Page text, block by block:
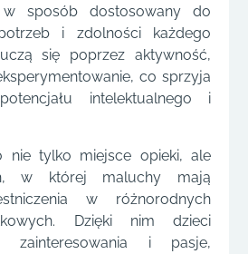
sposób dostosowany do
i zdolności każdego
się poprzez aktywność,
co sprzyja
intelektualnego i
nie tylko miejsce opieki, ale
w której maluchy mają
w różnorodnych
Dzięki nim dzieci
zainteresowania i pasje,